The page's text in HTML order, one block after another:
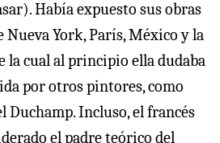
Había expuesto sus obras
Nueva York, París, México y la
la cual al principio ella dudaba
por otros pintores, como
Duchamp. Incluso, el francés
el padre teórico del